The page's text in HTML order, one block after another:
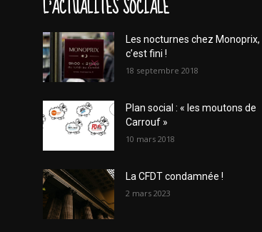
L'ACTUALITÉS SOCIALE
Les nocturnes chez Monoprix,
c’est fini !
18 septembre 2018
Plan social : « les moutons de
Carrouf »
10 mars 2018
La CFDT condamnée !
2 mars 2023